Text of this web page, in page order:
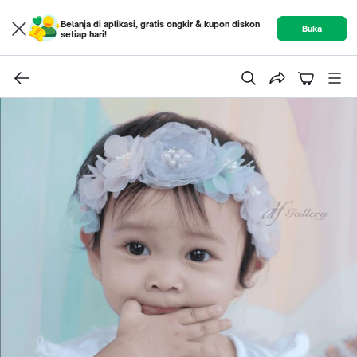
Belanja di aplikasi, gratis ongkir & kupon diskon
setiap hari!
Buka